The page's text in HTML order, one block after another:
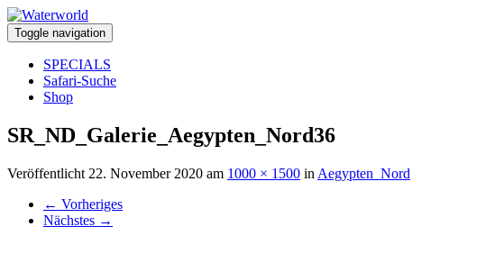
Toggle navigation
SPECIALS
Safari-Suche
Shop
SR_ND_Galerie_Aegypten_Nord36
Veröffentlicht 22. November 2020 am 1000 × 1500 in Aegypten_Nord
← Vorheriges
Nächstes →